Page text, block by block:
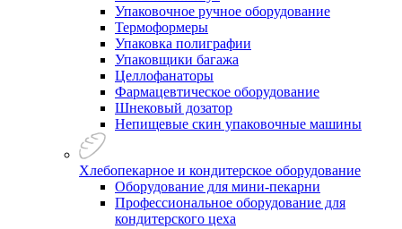
Упаковочное ручное оборудование
Термоформеры
Упаковка полиграфии
Упаковщики багажа
Целлофанаторы
Фармацевтическое оборудование
Шнековый дозатор
Непищевые скин упаковочные машины
Хлебопекарное и кондитерское оборудование
Оборудование для мини-пекарни
Профессиональное оборудование для
кондитерского цеха